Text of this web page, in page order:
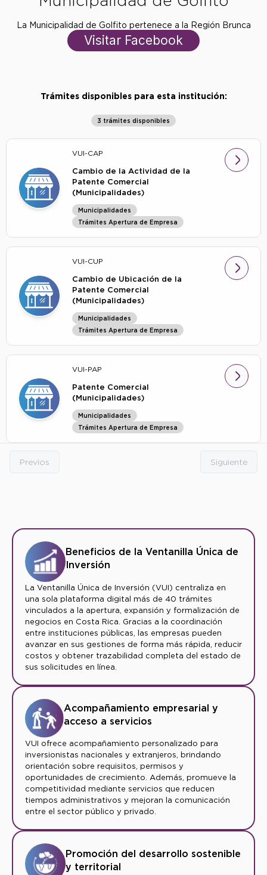
La Municipalidad de Golfito pertenece a la Región Brunca
Visitar Facebook
Trámites disponibles para esta institución:
3 trámites disponibles
VUI-CAP
Cambio de la Actividad de la
Patente Comercial
(Municipalidades)
Municipalidades
Trámites Apertura de Empresa
VUI-CUP
Cambio de Ubicación de la
Patente Comercial
(Municipalidades)
Municipalidades
Trámites Apertura de Empresa
VUI-PAP
Patente Comercial
(Municipalidades)
Municipalidades
Trámites Apertura de Empresa
Previos Siguiente
Beneficios de la Ventanilla Única de
Inversión
La Ventanilla Única de Inversión (VUI) centraliza en
una sola plataforma digital más de 40 trámites
vinculados a la apertura, expansión y formalización de
negocios en Costa Rica. Gracias a la coordinación
entre instituciones públicas, las empresas pueden
avanzar en sus gestiones de forma más rápida, reducir
costos y obtener trazabilidad completa del estado de
sus solicitudes en línea.
Acompañamiento empresarial y
acceso a servicios
VUI ofrece acompañamiento personalizado para
inversionistas nacionales y extranjeros, brindando
orientación sobre requisitos, permisos y
oportunidades de crecimiento. Además, promueve la
competitividad mediante servicios que reducen
tiempos administrativos y mejoran la comunicación
entre el sector público y privado.
Promoción del desarrollo sostenible
y territorial